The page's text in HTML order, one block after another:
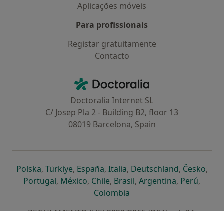
Aplicações móveis
Para profissionais
Registar gratuitamente
Contacto
Doctoralia - Homepage
Doctoralia Internet SL
C/ Josep Pla 2 - Building B2, floor 13
08019 Barcelona, Spain
Polskaabre num novo separador
, Türkiyeabre num novo separador
, Españaabre num novo separador
, Italiaabre num novo
, Deutschlandabre num
, Česko,
Portugalabre num novo separador
, Méxicoabre num novo separador
, Chileabre num novo separador
, Brasilabre num novo
, Argentinaabre num
, Perúabre
,
Colombia